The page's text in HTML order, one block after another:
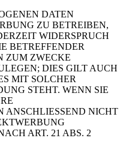
DATEN
ZU BETREIBEN,
WIDERSPRUCH
BETREFFENDER
ZUM ZWECKE
DIES GILT AUCH
MIT SOLCHER
STEHT. WENN SIE
ANSCHLIESSEND NICHT
ART. 21 ABS. 2